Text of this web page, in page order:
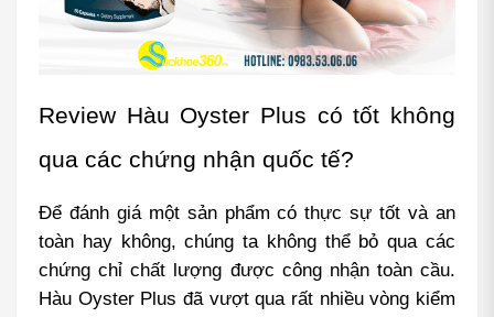
Review Hàu Oyster Plus có tốt không
qua các chứng nhận quốc tế?
Để đánh giá một sản phẩm có thực sự tốt và an
toàn hay không, chúng ta không thể bỏ qua các
chứng chỉ chất lượng được công nhận toàn cầu.
Hàu Oyster Plus đã vượt qua rất nhiều vòng kiểm